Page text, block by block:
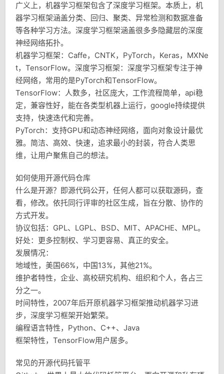
广义上，机器学习框架包含了深度学习框架。本质上，机
器学习框架涵盖分类、回归、聚类、异常检测和数据准备
等各种学习方法。深度学习框架涵盖很多多隐藏层的深度
神经网络拓扑。
机器学习框架：Caffe，CNTK，PyTorch，Keras，MXNe
t，TensorFlow。深度学习框架：深度学习框架专注于神
经网络，常用的是PyTorch和TensorFlow。
TensorFlow：人数多，社区庞大，工作流程简单，api稳
定，兼容性好，能在各类型机器上运行，google持续提供
支持，快速迭代和完善。
PyTorch：支持GPU和动态神经网络，面向对象设计最优
雅。简洁、高效、快速，追求最小的封装，符合人类思
维，让用户聚焦自己的想法。
如何使用开源代码仓库
什么是开源？即源代码公开，任何人都可以获取源码，查
看，修改。依托同行评审的社区生成，旨在分散、协作的
方式开发。
协议包括：GPL、LGPL、BSD、MIT、APACHE、MPL。
好处：更多控制权、学习更容易、真正的安全。
发展情况：
地域性，美国66%，中国13%，其他21%。
维护者特性，企业、高校研究机构、组织和个人，各占三
分之一。
时间特性，2007年后开原机器学习框架推动机器学习进
步，深度学习框架开始繁荣。
编程语言特性，Python、C++、Java
框架特性，TensorFlow用户居多。
常见的开源代码托管平